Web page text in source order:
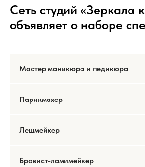
Сеть студий «Зеркала
объявляет о наборе
Мастер маникюра и педикюра
Парикмахер
Лешмейкер
Бровист-ламимейкер